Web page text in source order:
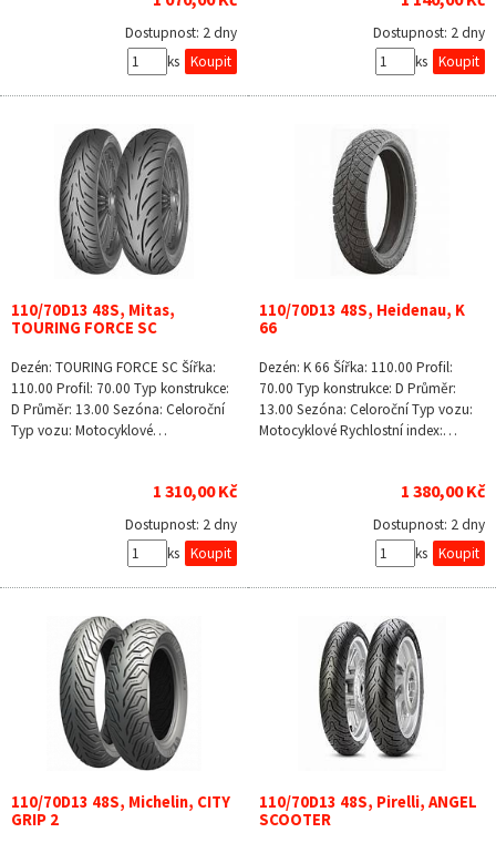
Dostupnost: 2 dny
ks
Dostupnost: 2 dny
ks
110/70D13 48S, Mitas,
TOURING FORCE SC
Dezén: TOURING FORCE SC Šířka:
110.00 Profil: 70.00 Typ konstrukce:
D Průměr: 13.00 Sezóna: Celoroční
Typ vozu: Motocyklové…
1 310,00 Kč
Dostupnost: 2 dny
ks
110/70D13 48S, Heidenau, K
66
Dezén: K 66 Šířka: 110.00 Profil:
70.00 Typ konstrukce: D Průměr:
13.00 Sezóna: Celoroční Typ vozu:
Motocyklové Rychlostní index:…
1 380,00 Kč
Dostupnost: 2 dny
ks
110/70D13 48S, Michelin, CITY
GRIP 2
110/70D13 48S, Pirelli, ANGEL
SCOOTER